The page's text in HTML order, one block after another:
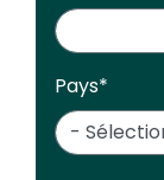
Pays*